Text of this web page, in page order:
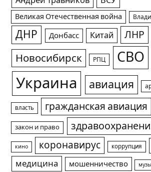
Великая Отечественная война
ДНР Донбасс Китай ЛНР
Новосибирск РПЦ СВО
Украина авиация
власть гражданская авиация
закон и право
кино коронавирус коррупция
медицина
мошенничество